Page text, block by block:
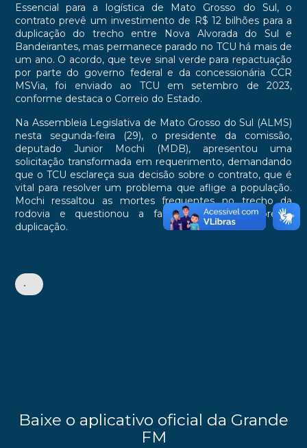
Essencial para a logística de Mato Grosso do Sul, o
contrato prevê um investimento de R$ 12 bilhões para a
duplicação do trecho entre Nova Alvorada do Sul e
Bandeirantes, mas permanece parado no TCU há mais de
um ano. O acordo, que teve sinal verde para repactuação
por parte do governo federal e da concessionária CCR
MSVia, foi enviado ao TCU em setembro de 2023,
conforme destaca o Correio do Estado.
Na Assembleia Legislativa de Mato Grosso do Sul (ALMS)
nesta segunda-feira (29), o presidente da comissão,
deputado Junior Mochi (MDB), apresentou uma
solicitação transformada em requerimento, demandando
que o TCU esclareça sua decisão sobre o contrato, que é
vital para resolver um problema que aflige a população.
Mochi ressaltou as mortes frequentes no trecho da
rodovia e questionou a falta de decisão sobre a
duplicação.
•
Baixe o aplicativo oficial da Grande
FM